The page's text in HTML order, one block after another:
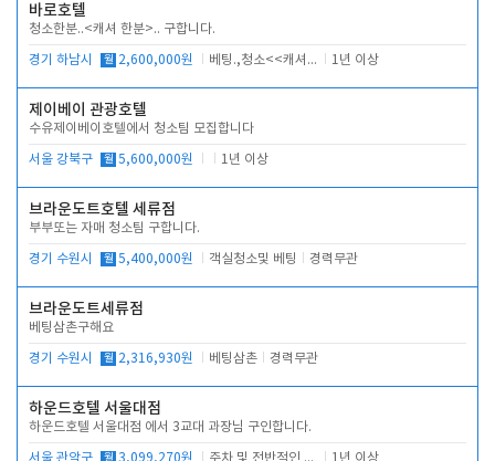
바로호텔
청소한분..<캐셔 한분>.. 구합니다.
경기 하남시 월 2,600,000원 베팅.,청소<<캐셔 모셔봅니다. 1년 이상
제이베이 관광호텔
수유제이베이호텔에서 청소팀 모집합니다
서울 강북구 월 5,600,000원 1년 이상
브라운도트호텔 세류점
부부또는 자매 청소팀 구합니다.
경기 수원시 월 5,400,000원 객실청소및 베팅 경력무관
브라운도트세류점
베팅삼촌구해요
경기 수원시 월 2,316,930원 베팅삼촌 경력무관
하운드호텔 서울대점
하운드호텔 서울대점 에서 3교대 과장님 구인합니다.
월